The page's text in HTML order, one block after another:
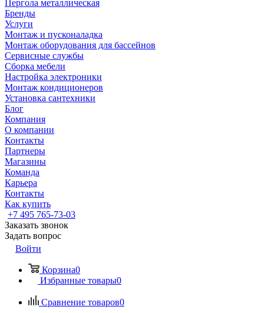
Пергола металлическая
Бренды
Услуги
Монтаж и пусконаладка
Монтаж оборудования для бассейнов
Сервисные службы
Сборка мебели
Настройка электроники
Монтаж кондиционеров
Установка сантехники
Блог
Компания
О компании
Контакты
Партнеры
Магазины
Команда
Карьера
Контакты
Как купить
+7 495 765-73-03
Заказать звонок
Задать вопрос
Войти
Корзина0
Избранные товары0
Сравнение товаров0